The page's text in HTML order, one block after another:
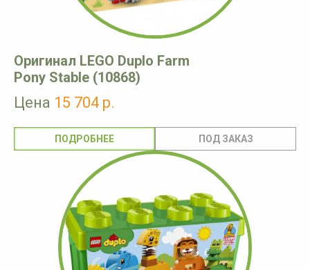
Оригинал LEGO Duplo Farm
Pony Stable (10868)
Цена 15 704 р.
ПОДРОБНЕЕ